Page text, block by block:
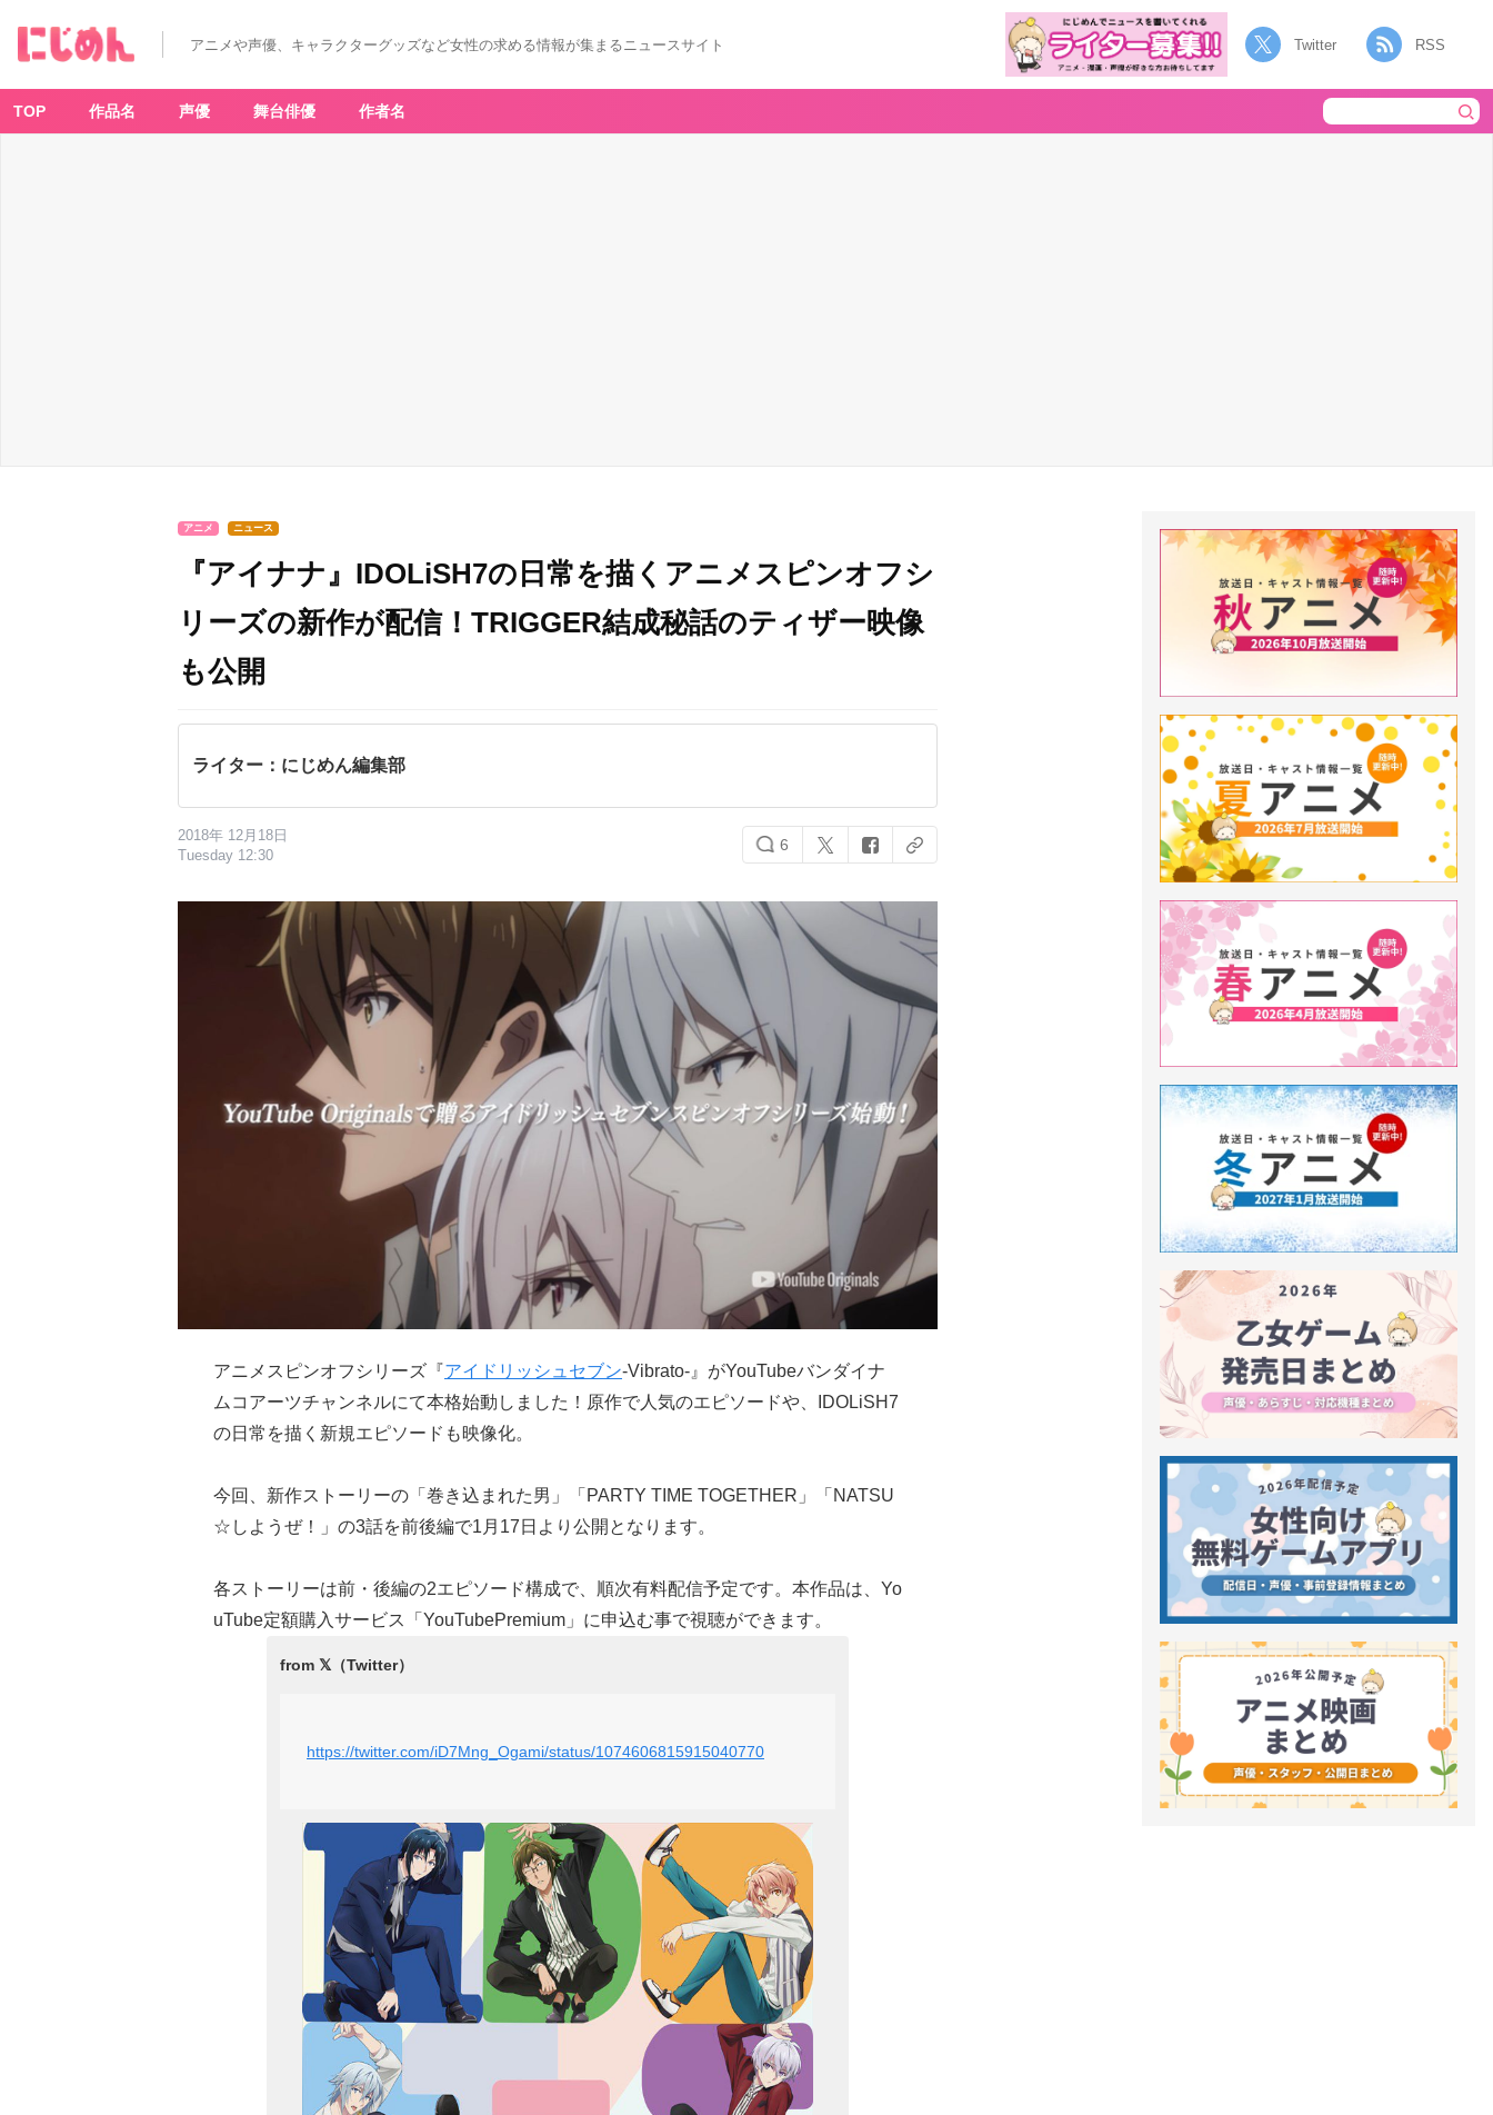
アニメや声優、キャラクターグッズなど女性の求める情報が集まるニュースサイト Twitter RSS
TOP 作品名 声優 舞台俳優 作者名
アニメ ニュース
『アイナナ』IDOLiSH7の日常を描くアニメスピンオフシ
リーズの新作が配信！TRIGGER結成秘話のティザー映像
も公開
ライター：にじめん編集部
2018年 12月18日
Tuesday 12:30
6
アニメスピンオフシリーズ『アイドリッシュセブン-Vibrato-』がYouTubeバンダイナ
ムコアーツチャンネルにて本格始動しました！原作で人気のエピソードや、IDOLiSH7
の日常を描く新規エピソードも映像化。
今回、新作ストーリーの「巻き込まれた男」「PARTY TIME TOGETHER」「NATSU
☆しようぜ！」の3話を前後編で1月17日より公開となります。
各ストーリーは前・後編の2エピソード構成で、順次有料配信予定です。本作品は、Yo
uTube定額購入サービス「YouTubePremium」に申込む事で視聴ができます。
https://twitter.com/iD7Mng_Ogami/status/1074606815915040770